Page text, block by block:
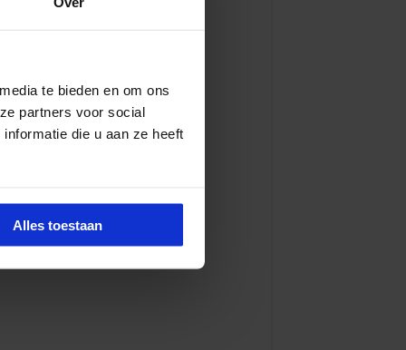
te bieden en om ons
partners voor social
die u aan ze heeft
Alles toestaan